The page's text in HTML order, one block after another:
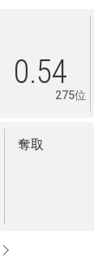
0.54
275位
奪取